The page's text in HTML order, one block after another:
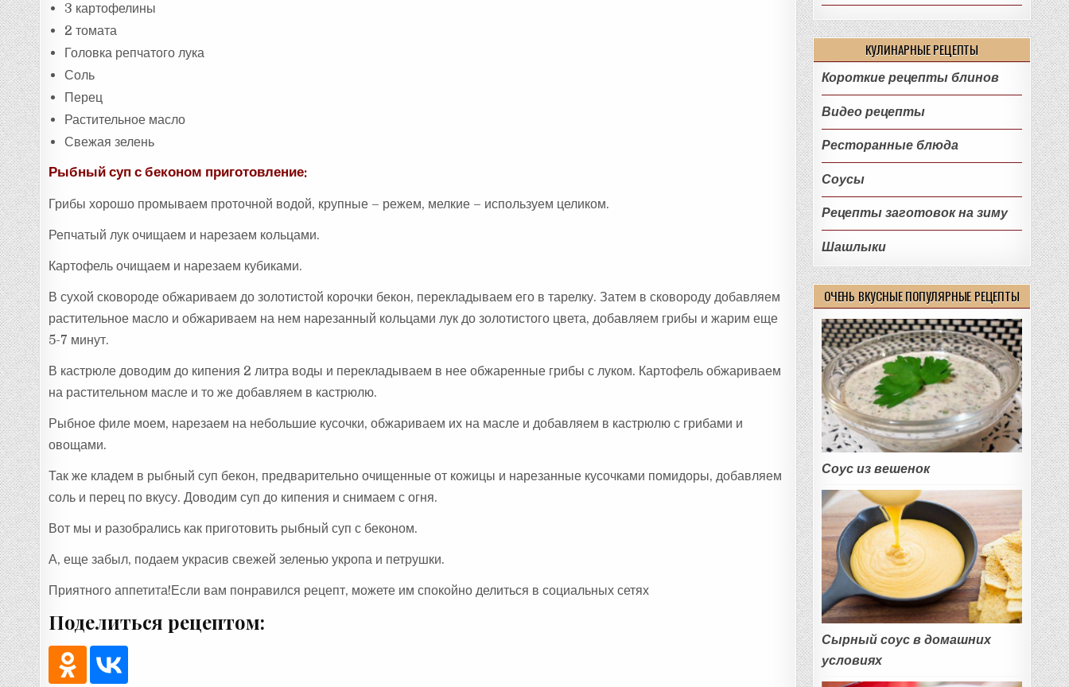
3 картофелины
2 томата
Головка репчатого лука
Соль
Перец
Растительное масло
Свежая зелень
Рыбный суп с беконом приготовление:
Грибы хорошо промываем проточной водой, крупные – режем, мелкие – используем целиком.
Репчатый лук очищаем и нарезаем кольцами.
Картофель очищаем и нарезаем кубиками.
В сухой сковороде обжариваем до золотистой корочки бекон, перекладываем его в тарелку. Затем в сковороду добавляем
растительное масло и обжариваем на нем нарезанный кольцами лук до золотистого цвета, добавляем грибы и жарим еще
5-7 минут.
В кастрюле доводим до кипения 2 литра воды и перекладываем в нее обжаренные грибы с луком. Картофель обжариваем
на растительном масле и то же добавляем в кастрюлю.
Рыбное филе моем, нарезаем на небольшие кусочки, обжариваем их на масле и добавляем в кастрюлю с грибами и
овощами.
Так же кладем в рыбный суп бекон, предварительно очищенные от кожицы и нарезанные кусочками помидоры, добавляем
соль и перец по вкусу. Доводим суп до кипения и снимаем с огня.
Вот мы и разобрались как приготовить рыбный суп с беконом.
А, еще забыл, подаем украсив свежей зеленью укропа и петрушки.
Приятного аппетита!Если вам понравился рецепт, можете им спокойно делиться в социальных сетях
Поделиться рецептом:
КУЛИНАРНЫЕ РЕЦЕПТЫ
Короткие рецепты блинов
Видео рецепты
Ресторанные блюда
Соусы
Рецепты заготовок на зиму
Шашлыки
ОЧЕНЬ ВКУСНЫЕ ПОПУЛЯРНЫЕ РЕЦЕПТЫ
Соус из вешенок
Сырный соус в домашних
условиях